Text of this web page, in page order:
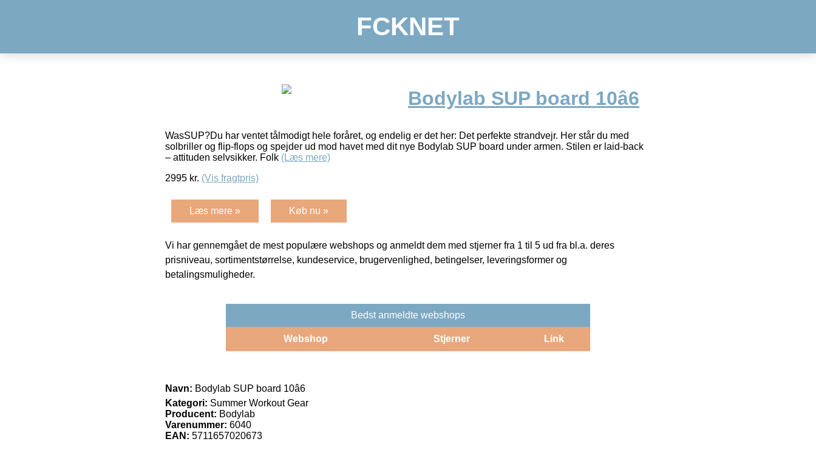
FCKNET
Bodylab SUP board 10â6
WasSUP?Du har ventet tålmodigt hele foråret, og endelig er det her: Det perfekte strandvejr. Her står du med
solbriller og flip-flops og spejder ud mod havet med dit nye Bodylab SUP board under armen. Stilen er laid-back
– attituden selvsikker. Folk (Læs mere)
2995 kr. (Vis fragtpris)
Læs mere » Køb nu »
Vi har gennemgået de mest populære webshops og anmeldt dem med stjerner fra 1 til 5 ud fra bl.a. deres
prisniveau, sortimentstørrelse, kundeservice, brugervenlighed, betingelser, leveringsformer og
betalingsmuligheder.
Bedst anmeldte webshops
Webshop Stjerner Link
Navn: Bodylab SUP board 10â6
Kategori: Summer Workout Gear
Producent: Bodylab
Varenummer: 6040
EAN: 5711657020673